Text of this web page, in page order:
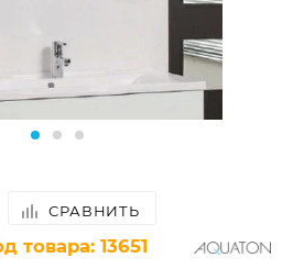
СРАВНИТЬ
товара: 13651